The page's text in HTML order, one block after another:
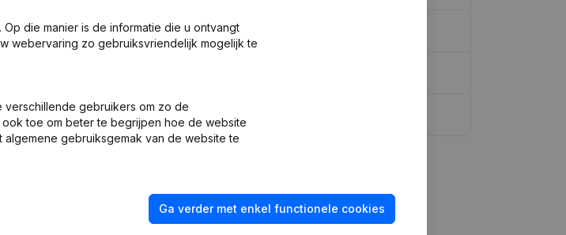
- Statuten (Vertaling, Coördinatie, Overige Wijzigingen, …)
die manier is de informatie die u ontvangt
webervaring zo gebruiksvriendelijk mogelijk te
gebruikers om zo de
toe om beter te begrijpen hoe de website
gebruiksgemak van de website te
Ga verder met enkel functionele cookies